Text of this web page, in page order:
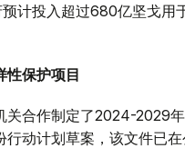
计投入超过680亿坚戈用
性保护项目
关合作制定了2024-2029
动计划草案，该文件已在